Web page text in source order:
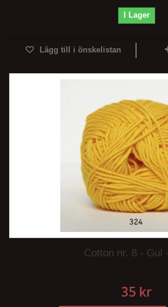
I Lager
Lägg till i önskelistan
Cotton nr. 8 - Gul
35 kr